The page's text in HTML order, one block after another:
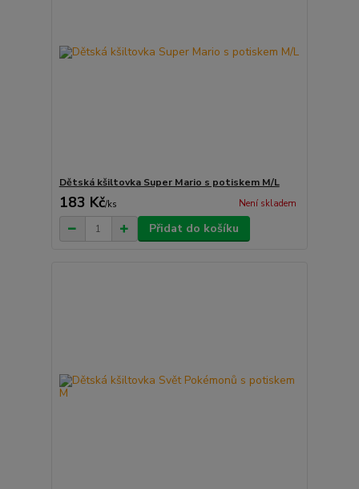
Dětská kšiltovka Super Mario s potiskem M/L
183 Kč/ks Není skladem
Přidat do košíku